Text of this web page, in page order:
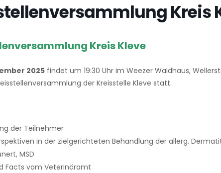
Kreis
Kreis Kleve
2025 findet um 19:30 Uhr im Weezer Waldhaus,
der Kreisstelle Kleve statt.
der Teilnehmer
in der zielgerichteten Behandlung der allerg.
MSD
Facts vom Veterinäramt